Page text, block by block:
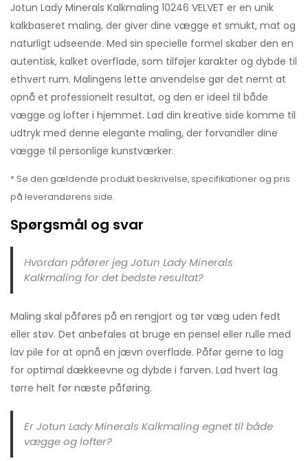
Jotun Lady Minerals Kalkmaling 10246 VELVET er en unik
kalkbaseret maling, der giver dine vægge et smukt, mat og
naturligt udseende. Med sin specielle formel skaber den en
autentisk, kalket overflade, som tilføjer karakter og dybde til
ethvert rum. Malingens lette anvendelse gør det nemt at
opnå et professionelt resultat, og den er ideel til både
vægge og lofter i hjemmet. Lad din kreative side komme til
udtryk med denne elegante maling, der forvandler dine
vægge til personlige kunstværker.
* Se den gældende produkt beskrivelse, specifikationer og pris
på leverandørens side.
Spørgsmål og svar
Hvordan påfører jeg Jotun Lady Minerals
Kalkmaling for det bedste resultat?
Maling skal påføres på en rengjort og tør væg uden fedt
eller støv. Det anbefales at bruge en pensel eller rulle med
lav pile for at opnå en jævn overflade. Påfør gerne to lag
for optimal dækkeevne og dybde i farven. Lad hvert lag
tørre helt før næste påføring.
Er Jotun Lady Minerals Kalkmaling egnet til både
vægge og lofter?